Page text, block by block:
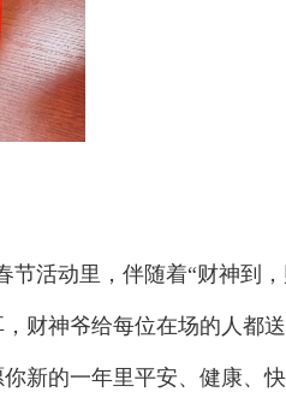
活动里，伴随着“财神到
财神爷给每位在场的人都
新的一年里平安、健康、